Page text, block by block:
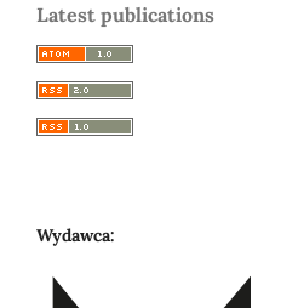
Latest publications
Wydawca: